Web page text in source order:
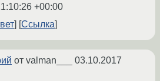
+00:00
Ссылка
от valman___ 03.10.2017